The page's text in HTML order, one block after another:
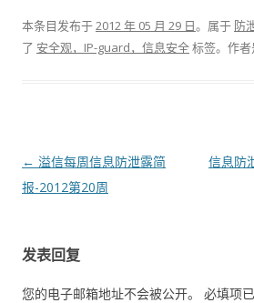
本条目发布于2012 年 05 月 29 日。属于 防
了 安全观，IP-guard，信息安全标签。 作者
文章导航
← 溢信每周信息防泄露简
报-2012第20周
信息防
发表回复
您的电子邮箱地址不会被公开。 必填项